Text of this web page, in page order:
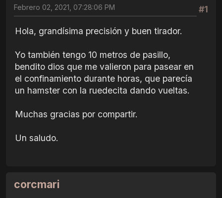
#1
Febrero 02, 2021, 07:28:06 PM
Hola, grandísima precisión y buen tirador.
Yo también tengo 10 metros de pasillo,
bendito dios que me valieron para pasear en
el confinamiento durante horas, que parecía
un hamster con la ruedecita dando vueltas.
Muchas gracias por compartir.
Un saludo.
corcmari